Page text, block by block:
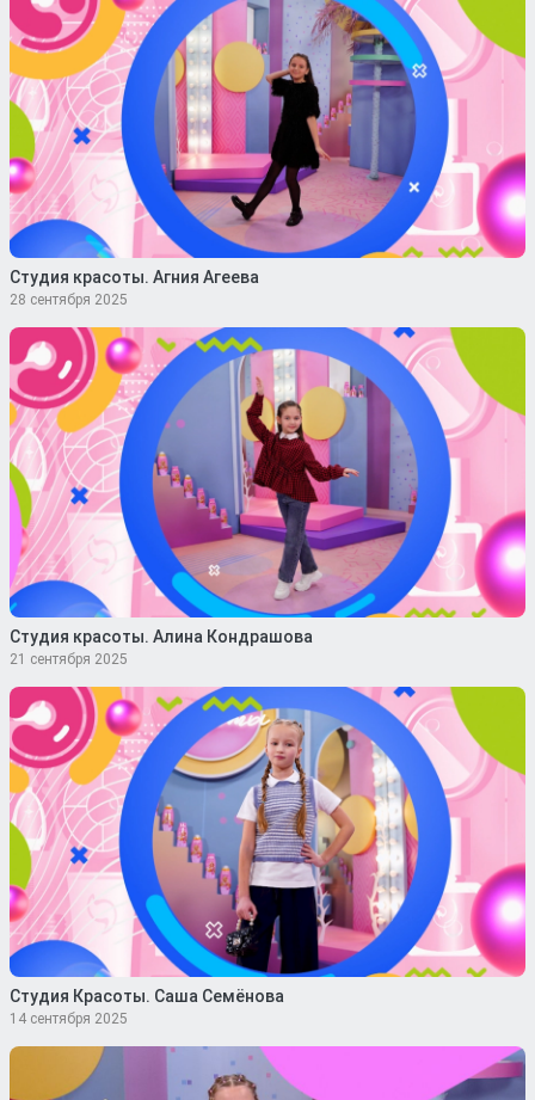
Студия красоты. Агния Агеева
28 сентября 2025
Студия красоты. Алина Кондрашова
21 сентября 2025
Студия Красоты. Саша Семёнова
14 сентября 2025